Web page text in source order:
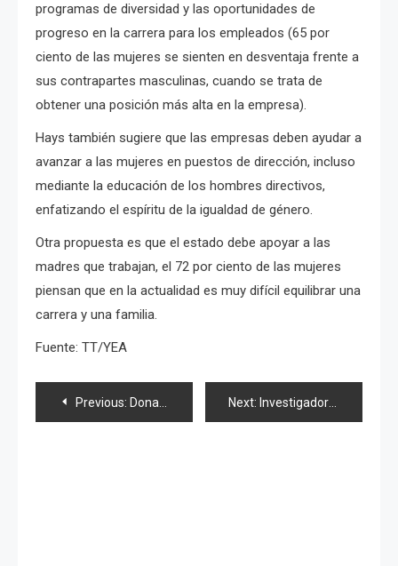
programas de diversidad y las oportunidades de
progreso en la carrera para los empleados (65 por
ciento de las mujeres se sienten en desventaja frente a
sus contrapartes masculinas, cuando se trata de
obtener una posición más alta en la empresa).
Hays también sugiere que las empresas deben ayudar a
avanzar a las mujeres en puestos de dirección, incluso
mediante la educación de los hombres directivos,
enfatizando el espíritu de la igualdad de género.
Otra propuesta es que el estado debe apoyar a las
madres que trabajan, el 72 por ciento de las mujeres
piensan que en la actualidad es muy difícil equilibrar una
carrera y una familia.
Fuente: TT/YEA
Navegación
Previous: Donas bailarinas y 16 intoxicados en restaurante relacionado con Miki Fujimoto Next: Investigadores japoneses crean hígado a partir de células madre